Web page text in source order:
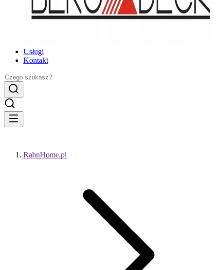
Usługi
Kontakt
RahnHome.pl